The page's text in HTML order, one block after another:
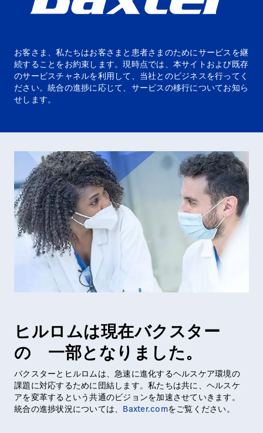
お客さま、私たちはお客さまと患者さまのためにサービスを継
続することをお約束します。現時点では、本サイトおよび既存
のサービスチャネルを利用して、当社とのビジネスを行ってく
ださい。統合の進捗に応じて、サービスの移行についてお知ら
せします。
ヒルロムは現在バクスター
の 一部となりました。
バクスターとヒルロムは、急速に進化するヘルスケア環境の
課題に対応するために団結します。私たちは共に、ヘルスケ
アを変革するという共通のビジョンを加速させていきます。
統合の進捗状況については、 Baxter.comをご覧ください。